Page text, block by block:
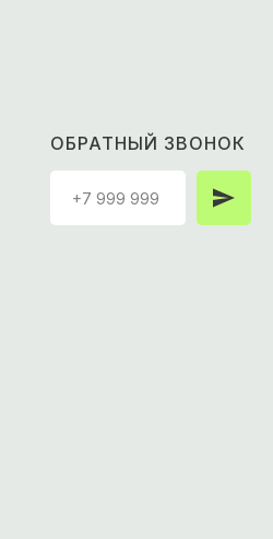
ОБРАТНЫЙ ЗВОНОК